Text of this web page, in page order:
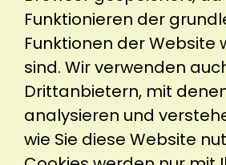
Funktionieren der
Funktionen der Website
sind. Wir verwenden
Drittanbietern, mit
analysieren und
wie Sie diese Website